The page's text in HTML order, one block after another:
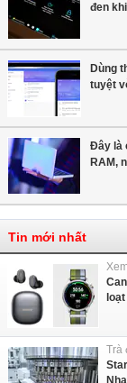
đen
Dùng
tuyệt
Đây là
RAM,
Tin mới nhất
Trà